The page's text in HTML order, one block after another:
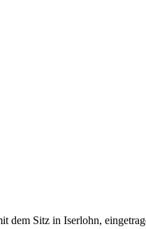
Sitz in Iserlohn,